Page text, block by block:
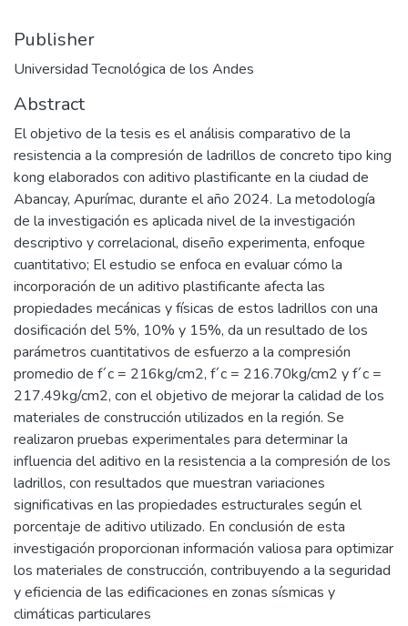
Publisher
Universidad Tecnológica de los Andes
Abstract
El objetivo de la tesis es el análisis comparativo de la
resistencia a la compresión de ladrillos de concreto tipo king
kong elaborados con aditivo plastificante en la ciudad de
Abancay, Apurímac, durante el año 2024. La metodología
de la investigación es aplicada nivel de la investigación
descriptivo y correlacional, diseño experimenta, enfoque
cuantitativo; El estudio se enfoca en evaluar cómo la
incorporación de un aditivo plastificante afecta las
propiedades mecánicas y físicas de estos ladrillos con una
dosificación del 5%, 10% y 15%, da un resultado de los
parámetros cuantitativos de esfuerzo a la compresión
promedio de f´c = 216kg/cm2, f´c = 216.70kg/cm2 y f´c =
217.49kg/cm2, con el objetivo de mejorar la calidad de los
materiales de construcción utilizados en la región. Se
realizaron pruebas experimentales para determinar la
influencia del aditivo en la resistencia a la compresión de los
ladrillos, con resultados que muestran variaciones
significativas en las propiedades estructurales según el
porcentaje de aditivo utilizado. En conclusión de esta
investigación proporcionan información valiosa para optimizar
los materiales de construcción, contribuyendo a la seguridad
y eficiencia de las edificaciones en zonas sísmicas y
climáticas particulares